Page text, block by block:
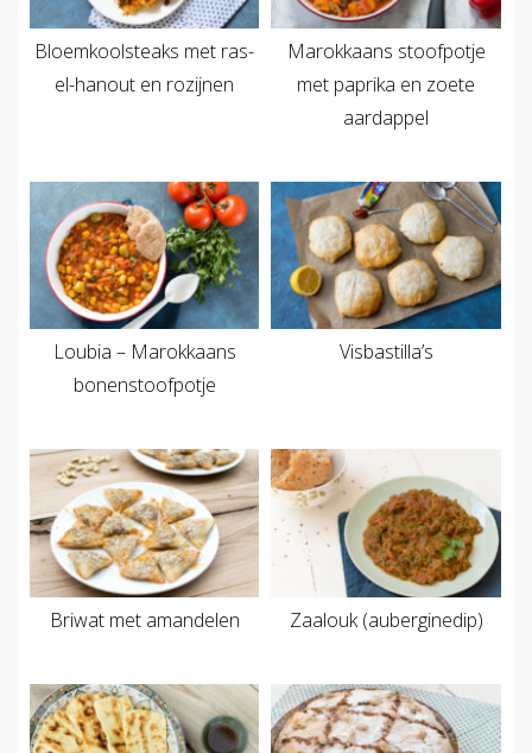
Bloemkoolsteaks met ras-
el-hanout en rozijnen
Marokkaans stoofpotje
met paprika en zoete
aardappel
Loubia – Marokkaans
bonenstoofpotje
Visbastilla’s
Briwat met amandelen Zaalouk (auberginedip)